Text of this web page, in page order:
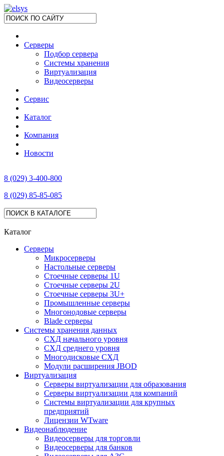
Серверы
Подбор сервера
Системы хранения
Виртуализация
Видеосерверы
Сервис
Каталог
Компания
Новости
8 (029) 3-400-800
8 (029) 85-85-085
Каталог
Серверы
Микросерверы
Настольные серверы
Стоечные серверы 1U
Стоечные серверы 2U
Стоечные серверы 3U+
Промышленные серверы
Многонодовые серверы
Blade серверы
Системы хранения данных
СХД начального уровня
СХД среднего уровня
Многодисковые СХД
Модули расширения JBOD
Виртуализация
Серверы виртуализации для образования
Серверы виртуализации для компаний
Системы виртуализации для крупных
предприятий
Лицензии WTware
Видеонаблюдение
Видеосерверы для торговли
Видеосерверы для банков